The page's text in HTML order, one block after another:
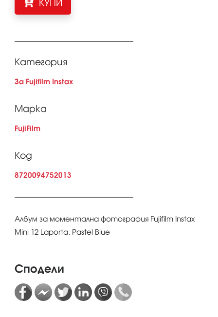
КУПИ
Категория
За Fujifilm Instax
Марка
FujiFilm
Код
8720094752013
Албум за моментална фотография Fujifilm Instax
Mini 12 Laporta, Pastel Blue
Сподели